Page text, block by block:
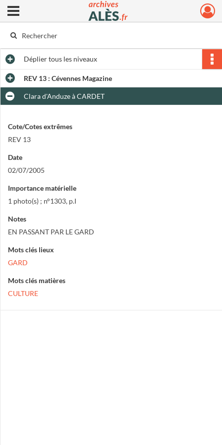
Archives municipales d'Alès
Ouvrir le menu déroulant
Dépliertous les niveaux
REV 13 : Cévennes Magazine
Clara d'Anduze à CARDET
Cote/Cotes extrêmes
REV 13
Date
02/07/2005
Importance matérielle
1 photo(s) ; n°1303, p.I
Notes
EN PASSANT PAR LE GARD
Mots clés lieux
GARD
Mots clés matières
CULTURE